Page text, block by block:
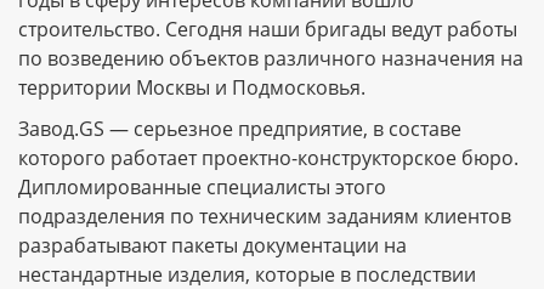
строительство. Сегодня наши бригады ведут работы
по возведению объектов различного назначения на
территории Москвы и Подмосковья.
Завод.GS — серьезное предприятие, в составе
которого работает проектно-конструкторское бюро.
Дипломированные специалисты этого
подразделения по техническим заданиям клиентов
разрабатывают пакеты документации на
нестандартные изделия, которые в последствии